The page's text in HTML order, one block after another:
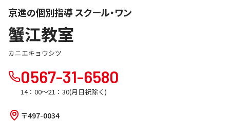
京進の個別指導 スクール・ワン
蟹江教室
カニエキョウシツ
0567-31-6580
14：00～21：30(月日祝除く)
〒497-0034